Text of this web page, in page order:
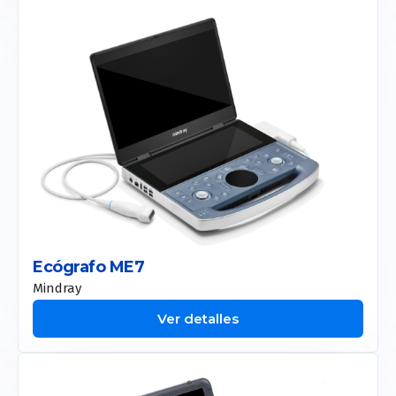
New Doublo 2.0
Thermage
Smart Pico
Toro
Ecógrafo ME7
Mindray
Ver detalles